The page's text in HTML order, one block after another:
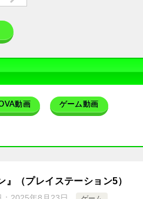
動画 ゲーム動画
』（プレイステーション5）